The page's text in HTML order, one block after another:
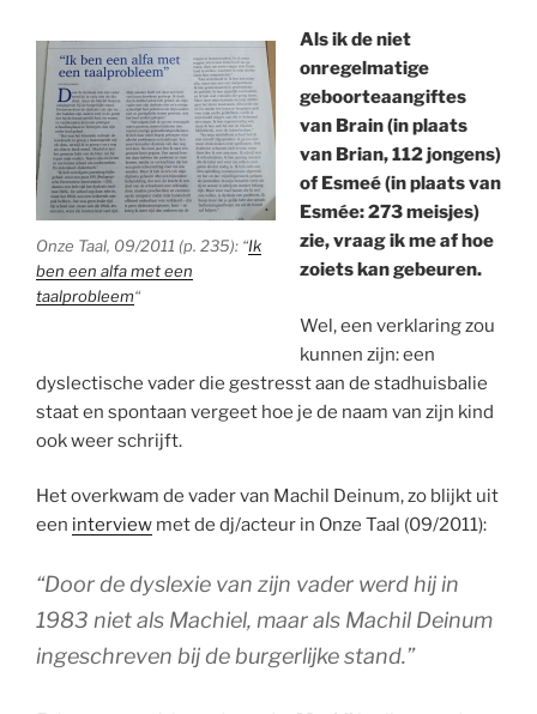
Onze Taal, 09/2011 (p. 235): “Ik
ben een alfa met een
taalprobleem“
Als ik de niet
onregelmatige
geboorteaangiftes
van Brain (in plaats
van Brian, 112 jongens)
of Esmeé (in plaats van
Esmée: 273 meisjes)
zie, vraag ik me af hoe
zoiets kan gebeuren.
Wel, een verklaring zou
kunnen zijn: een
dyslectische vader die gestresst aan de stadhuisbalie
staat en spontaan vergeet hoe je de naam van zijn kind
ook weer schrijft.
Het overkwam de vader van Machil Deinum, zo blijkt uit
een interview met de dj/acteur in Onze Taal (09/2011):
“Door de dyslexie van zijn vader werd hij in
1983 niet als Machiel, maar als Machil Deinum
ingeschreven bij de burgerlijke stand.”